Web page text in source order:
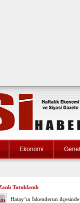
Ekonomi Genel
Tutuklandı
Hatay’ın İskenderun ilçesinde